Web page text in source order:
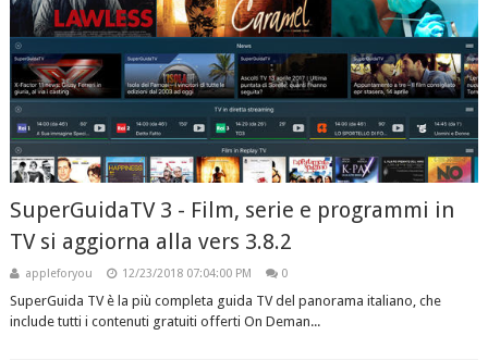
SuperGuidaTV 3 - Film, serie e programmi in
TV si aggiorna alla vers 3.8.2
appleforyou 12/23/2018 07:04:00 PM 0
SuperGuida TV è la più completa guida TV del panorama italiano, che
include tutti i contenuti gratuiti offerti On Deman...